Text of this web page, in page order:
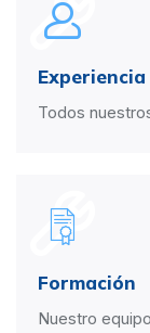
Experiencia
Todos
Formación
Nuestro